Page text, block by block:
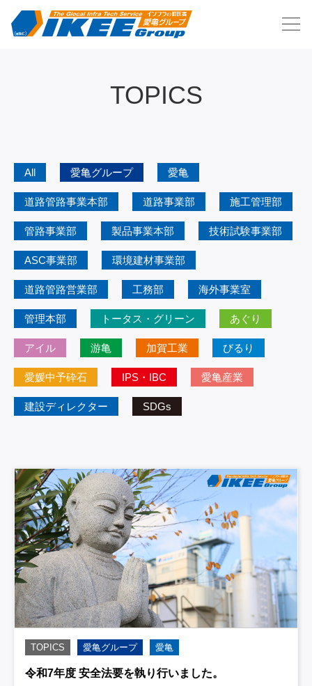
TOPICS
All 愛亀グループ 愛亀
道路管路事業本部 道路事業部 施工管理部
管路事業部 製品事業本部 技術試験事業部
ASC事業部 環境建材事業部
道路管路営業部 工務部 海外事業室
管理本部 トータス・グリーン あぐり
アイル 游亀 加賀工業 びるり
愛媛中予砕石 IPS・IBC 愛亀産業
建設ディレクター SDGs
TOPICS 愛亀グループ 愛亀
令和7年度 安全法要を執り行いました。